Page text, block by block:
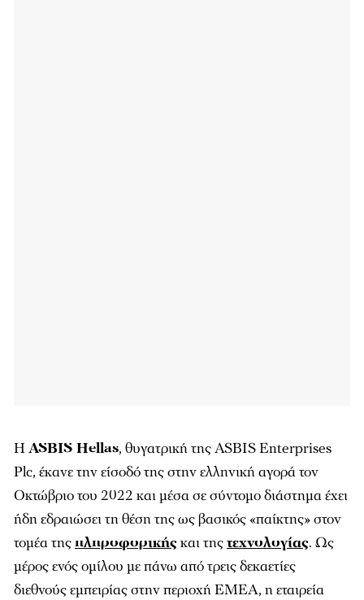
ΗASBIS Hellas, θυγατρική της ASBIS Enterprises
Plc, έκανε την είσοδό της στην ελληνική αγορά τον
Οκτώβριο του 2022 και μέσα σε σύντομο διάστημα έχει
ήδη εδραιώσει τη θέση της ως βασικός «παίκτης» στον
τομέα τηςπληροφορικήςκαι τηςτεχνολογίας. Ως
μέρος ενός ομίλου με πάνω από τρεις δεκαετίες
διεθνούς εμπειρίας στην περιοχή EMEA, η εταιρεία